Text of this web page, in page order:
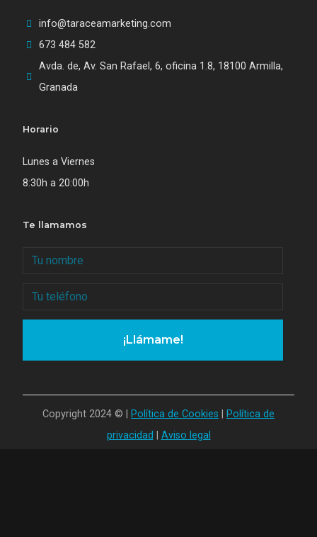
info@taraceamarketing.com
673 484 582‬
Avda. de, Av. San Rafael, 6, oficina 1.8, 18100 Armilla,
Granada
Horario
Lunes a Viernes
8:30h a 20:00h
Te llamamos
¡Llámame!
Copyright 2024 © | Política de Cookies
Política de
privacidad
Aviso legal